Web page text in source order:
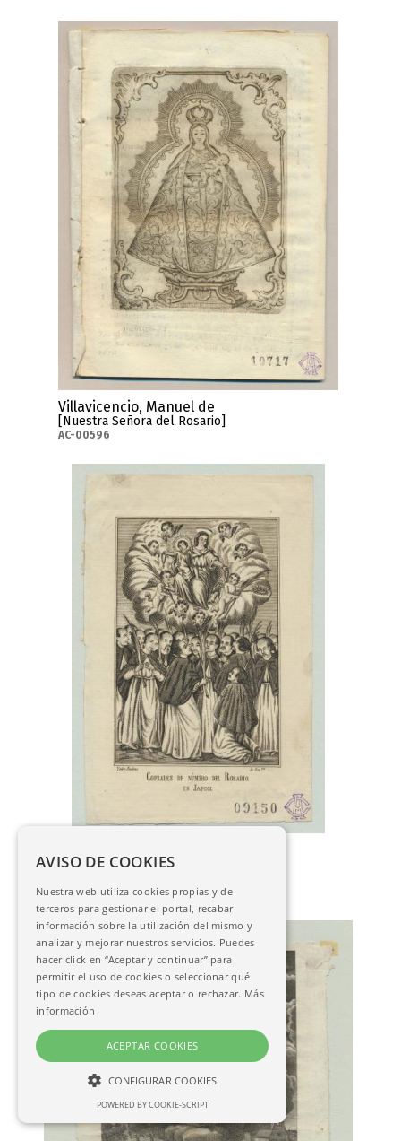
Villavicencio, Manuel de
[Nuestra Señora del Rosario]
AC-00596
Cofrades de número del Rosario en
AC-00597
AVISO DE COOKIES
Nuestra web utiliza cookies propias y de
terceros para gestionar el portal, recabar
información sobre la utilización del mismo y
analizar y mejorar nuestros servicios. Puedes
hacer click en “Aceptar y continuar” para
permitir el uso de cookies o seleccionar qué
tipo de cookies deseas aceptar o rechazar. Más
información
ACEPTAR COOKIES
CONFIGURAR COOKIES
NECESARIAS
ANALÍTICAS
POWERED BY COOKIE-SCRIPT